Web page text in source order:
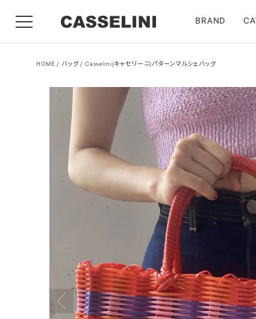
BRAND
HOME バッグ Casselini(キャセリーニ)パターンマルシェバッグ